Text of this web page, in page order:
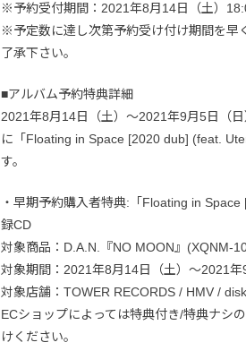
※予約受付期間：2021年8月14日（土）
※予定数に達し次第予約受け付け期間を早
了承下さい。
■アルバム予約特典詳細
2021年8月14日（土）〜2021年9月5日（
に「Floating in Space [2020 dub] (feat.
す。
・早期予約購入者特典:「Floating in
録CD
対象商品：D.A.N.『NO MOON』(XQNM-
対象期間：2021年8月14日（土）〜2021
対象店舗：TOWER RECORDS / HMV /
ECショップによっては特典付き/特典ナシ
けください。